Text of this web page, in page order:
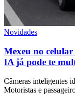
Novidades
Mexeu no
IA já pode te
Câmeras inteligentes
Motoristas e